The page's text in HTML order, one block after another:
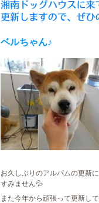
ベルちゃん♪
お久しぶりのアルバムの更新
すみません💦
また今年から頑張って更新し